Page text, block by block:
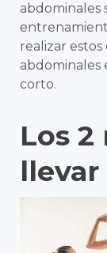
abdominales
realizar estos
corto.
Los
llevar